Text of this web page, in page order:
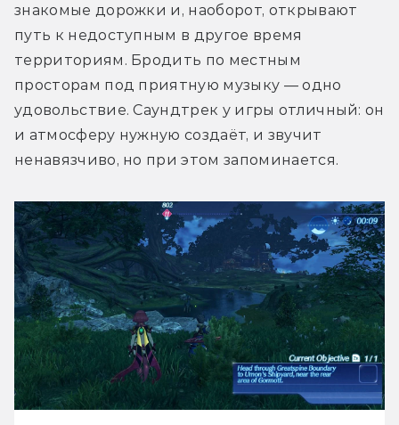
знакомые дорожки и, наоборот, открывают
путь к недоступным в другое время
территориям. Бродить по местным
просторам под приятную музыку — одно
удовольствие. Саундтрек у игры отличный: он
и атмосферу нужную создаёт, и звучит
ненавязчиво, но при этом запоминается.